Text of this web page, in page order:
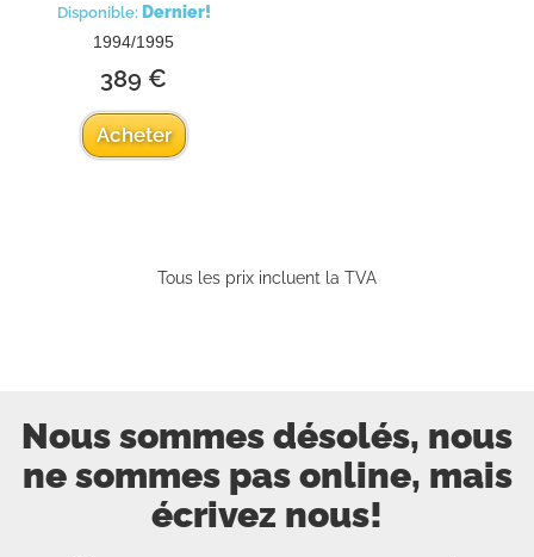
Disponible: Dernier!
1994/1995
389 €
Acheter
Tous les prix incluent la TVA
Nous sommes désolés, nous
ne sommes pas online, mais
écrivez nous!